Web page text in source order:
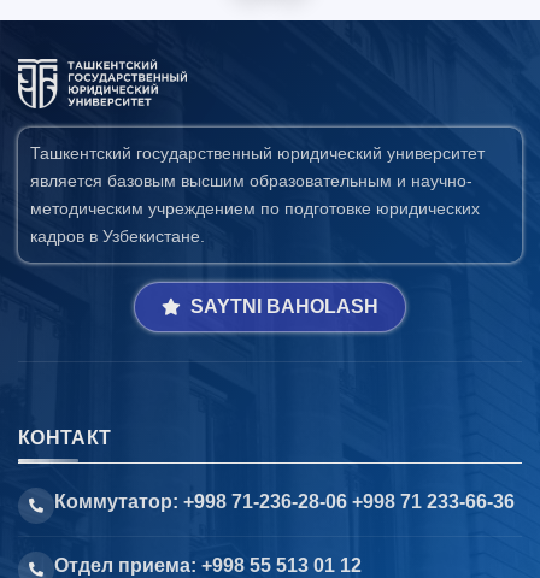
Ташкентский государственный юридический университет
является базовым высшим образовательным и научно-
методическим учреждением по подготовке юридических
кадров в Узбекистане.
SAYTNI BAHOLASH
КОНТАКТ
Коммутатор: +998 71-236-28-06 +998 71 233-66-36
Отдел приема: +998 55 513 01 12